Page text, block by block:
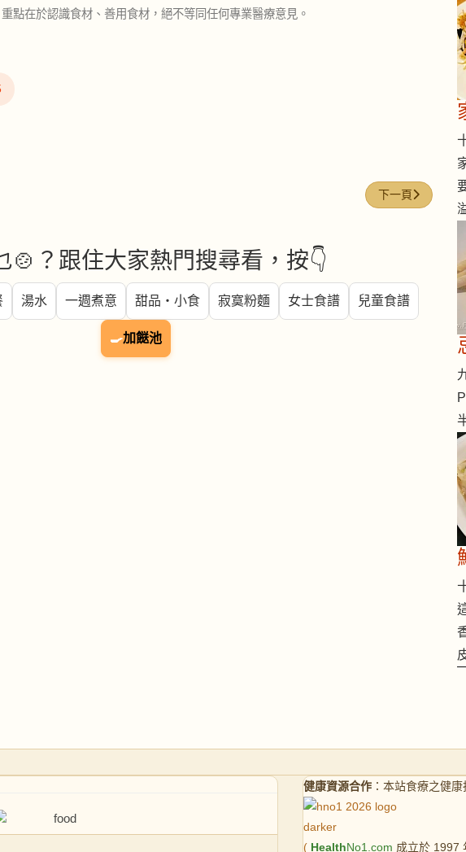
點在於認識食材、善用食材，絕不等同任何專業醫療意見。
下一篇文章: 章
下一頁
🍲？跟住大家熱門搜尋看，按👇
湯水 一週煮意 甜品・小食 寂寞粉麵 女士食譜 兒童食譜
🍳加餸池
健康資源合作 ：本站食療之健
( HealthNo1.com 成立於 1997